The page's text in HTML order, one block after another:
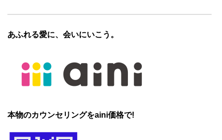
あふれる愛に、会いにいこう。
本物のカウンセリングをaini価格で!